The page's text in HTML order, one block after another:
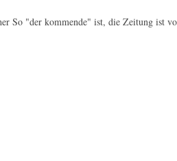
So "der kommende" ist, die Zeitung ist